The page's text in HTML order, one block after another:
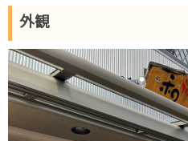
外観